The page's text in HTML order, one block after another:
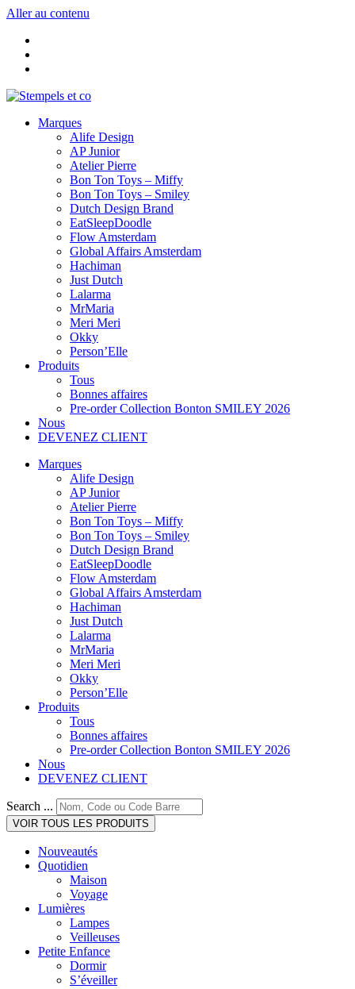
Aller au contenu
Marques
Alife Design
AP Junior
Atelier Pierre
Bon Ton Toys – Miffy
Bon Ton Toys – Smiley
Dutch Design Brand
EatSleepDoodle
Flow Amsterdam
Global Affairs Amsterdam
Hachiman
Just Dutch
Lalarma
MrMaria
Meri Meri
Okky
Person’Elle
Produits
Tous
Bonnes affaires
Pre-order Collection Bonton SMILEY 2026
Nous
DEVENEZ CLIENT
Marques
Alife Design
AP Junior
Atelier Pierre
Bon Ton Toys – Miffy
Bon Ton Toys – Smiley
Dutch Design Brand
EatSleepDoodle
Flow Amsterdam
Global Affairs Amsterdam
Hachiman
Just Dutch
Lalarma
MrMaria
Meri Meri
Okky
Person’Elle
Produits
Tous
Bonnes affaires
Pre-order Collection Bonton SMILEY 2026
Nous
DEVENEZ CLIENT
Search ...
VOIR TOUS LES PRODUITS
Nouveautés
Quotidien
Maison
Voyage
Lumières
Lampes
Veilleuses
Petite Enfance
Dormir
S’éveiller